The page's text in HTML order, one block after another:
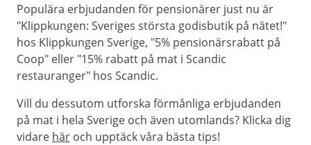
Populära erbjudanden för pensionärer just nu är
"Klippkungen: Sveriges största godisbutik på nätet!"
hos Klippkungen Sverige, "5% pensionärsrabatt på
Coop" eller "15% rabatt på mat i Scandic
restauranger" hos Scandic.
Vill du dessutom utforska förmånliga erbjudanden
på mat i hela Sverige och även utomlands? Klicka dig
vidare här och upptäck våra bästa tips!